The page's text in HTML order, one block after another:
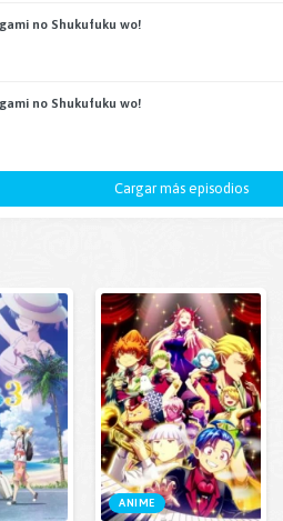
no Shukufuku wo!
no Shukufuku wo!
Cargar más episodios
ANIME